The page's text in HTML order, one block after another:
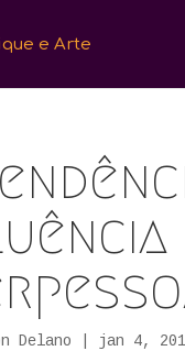
Delano jan 4,